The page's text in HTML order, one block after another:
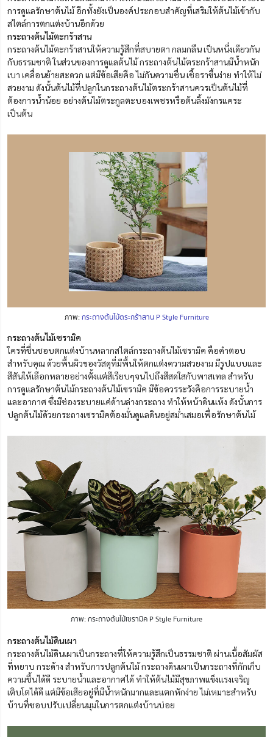
การดูแลรักษาต้นไม้ อีกทั้งยังเป็นองค์ประกอบสำคัญที่เสริมให้ต้นไม้เข้ากับ
สไตล์การตกแต่งบ้านอีกด้วย
กระถางต้นไม้ตะกร้าสาน
กระถางต้นไม้ตะกร้าสานให้ความรู้สึกที่สบายตา กลมกลืน เป็นหนึ่งเดียวกัน
กับธรรมชาติ ในส่วนของการดูแลต้นไม้ กระถางต้นไม้ตระกร้าสานมีน้ำหนัก
เบา เคลื่อนย้ายสะดวก แต่มีข้อเสียคือ ไม่กันความชื่น เชื้อราขึ้นง่าย ทำให้ไม่
สวยงาม ดังนั้นต้นไม้ที่ปลูกในกระถางต้นไม้ตระกร้าสานควรเป็นต้นไม้ที่
ต้องการน้ำน้อย อย่างต้นไม้ตระกูลตะบองเพชรหรือต้นลิ้งมังกรแคระ
เป็นต้น
ภาพ:กระถางต้นไม้ตระกร้าสาน P Style Furniture
กระถางต้นไม้เซรามิค
ใครที่ชื่นชอบตกแต่งบ้านหลากสไตล์กระถางต้นไม้เซรามิค คือคำตอบ
สำหรับคุณ ด้วยพื้นผิวของวัสดุที่มีพื้นให้ตกแต่งความสวยงาม มีรูปแบบและ
สีสันให้เลือกหลายอย่างตั้งแต่สีเรียบๆจนไปถึงสีสดใสกับพาสเทล สำหรับ
การดูแลรักษาต้นไม้กระถางต้นไม้เซรามิค มีข้อควรระวังคือการระบายน้ำ
และอากาศ ซึ่งมีช่องระบายแค่ด้านล่างกระถาง ทำให้หน้าดินแห้ง ดังนั้นการ
ปลูกต้นไม้ด้วยกระถางเซรามิคต้องมั่นดูแลดินอยู่สม่ำเสมอเพื่อรักษาต้นไม้
ภาพ: กระถางต้นไม้เซรามิค P Style Furniture
กระถางต้นไม้ดินเผา
กระถางต้นไม้ดินเผาเป็นกระถางที่ให้ความรู้สึกเป็นธรรมชาติ ผ่านเนื้อสัมผัส
ที่หยาบ กระด้าง สำหรับการปลูกต้นไม้ กระถางดินเผาเป็นกระถางที่กักเก็บ
ความชื้นได้ดี ระบายน้ำและอากาศได้ ทำให้ต้นไม้มีสุขภาพแข็งแรงเจริญ
เติบโตได้ดี แต่มีข้อเสียอยู่ที่มีน้ำหนักมากและแตกหักง่าย ไม่เหมาะสำหรับ
บ้านที่ชอบปรับเปลี่ยนมุมในการตกแต่งบ้านบ่อย